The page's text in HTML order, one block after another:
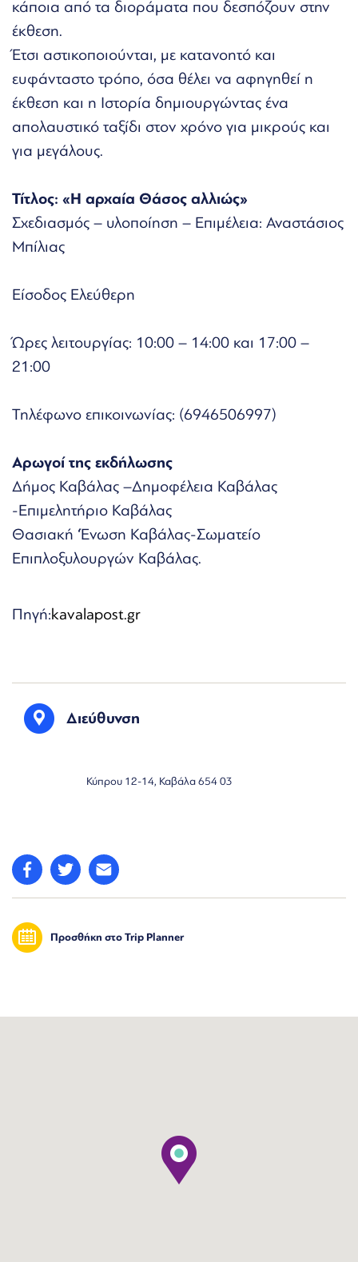
κάποια από τα διοράματα που δεσπόζουν στην
έκθεση.
Έτσι αστικοποιούνται, με κατανοητό και
ευφάνταστο τρόπο, όσα θέλει να αφηγηθεί η
έκθεση και η Ιστορία δημιουργώντας ένα
απολαυστικό ταξίδι στον χρόνο για μικρούς και
για μεγάλους.
Τίτλος: «Η αρχαία Θάσος αλλιώς»
Σχεδιασμός – υλοποίηση – Επιμέλεια: Αναστάσιος
Μπίλιας
Είσοδος Ελεύθερη
Ώρες λειτουργίας: 10:00 – 14:00 και 17:00 –
21:00
Τηλέφωνο επικοινωνίας: (6946506997)
Αρωγοί της εκδήλωσης
Δήμος Καβάλας –Δημοφέλεια Καβάλας
-Επιμελητήριο Καβάλας
Θασιακή ‘Ένωση Καβάλας-Σωματείο
Επιπλοξυλουργών Καβάλας.
Πηγή:kavalapost.gr
Διεύθυνση
Κύπρου 12-14, Καβάλα 654 03
Προσθήκη στο Trip Planner